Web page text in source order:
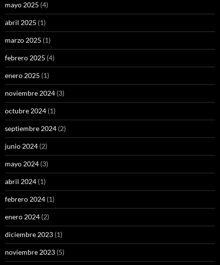
mayo 2025 (4)
abril 2025 (1)
marzo 2025 (1)
febrero 2025 (4)
enero 2025 (1)
noviembre 2024 (3)
octubre 2024 (1)
septiembre 2024 (2)
junio 2024 (2)
mayo 2024 (3)
abril 2024 (1)
febrero 2024 (1)
enero 2024 (2)
diciembre 2023 (1)
noviembre 2023 (5)